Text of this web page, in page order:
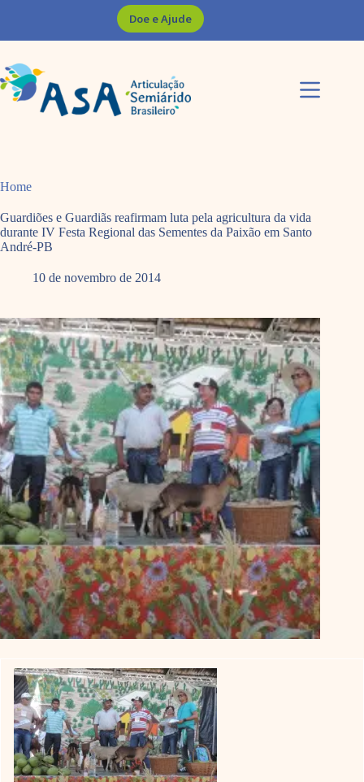
Doe e Ajude
Home
Guardiões e Guardiãs reafirmam luta pela agricultura da vida
durante IV Festa Regional das Sementes da Paixão em Santo
André-PB
10 de novembro de 2014